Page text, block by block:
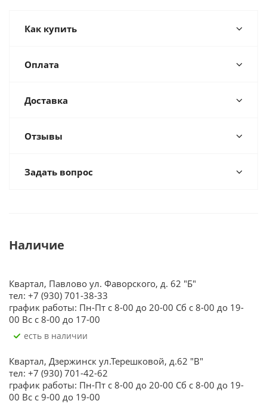
Как купить
Оплата
Доставка
Отзывы
Задать вопрос
Наличие
Квартал, Павлово ул. Фаворского, д. 62 "Б"
тел: +7 (930) 701-38-33
график работы: Пн-Пт с 8-00 до 20-00 Сб с 8-00 до 19-
00 Вс с 8-00 до 17-00
Есть в наличии
Квартал, Дзержинск ул.Терешковой, д.62 "В"
тел: +7 (930) 701-42-62
график работы: Пн-Пт с 8-00 до 20-00 Сб с 8-00 до 19-
00 Вс с 9-00 до 19-00